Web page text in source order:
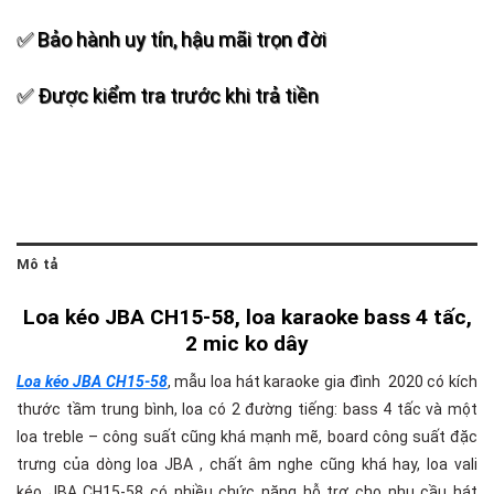
✅ Bảo hành uy tín, hậu mãi trọn đời
✅ Được kiểm tra trước khi trả tiền
Mô tả
Loa kéo JBA CH15-58, loa karaoke bass 4 tấc,
2 mic ko dây
Loa kéo JBA CH15-58, mẫu loa hát karaoke gia đình 2020 có kích
thước tầm trung bình, loa có 2 đường tiếng: bass 4 tấc và một
loa treble – công suất cũng khá mạnh mẽ, board công suất đặc
trưng của dòng loa JBA , chất âm nghe cũng khá hay, loa vali